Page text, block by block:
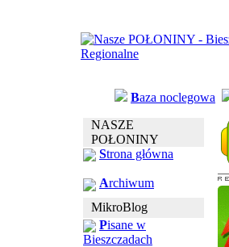
Baza noclegowa
NASZE
POŁONINY
Strona główna
Archiwum
MikroBlog
Pisane w
Bieszczadach